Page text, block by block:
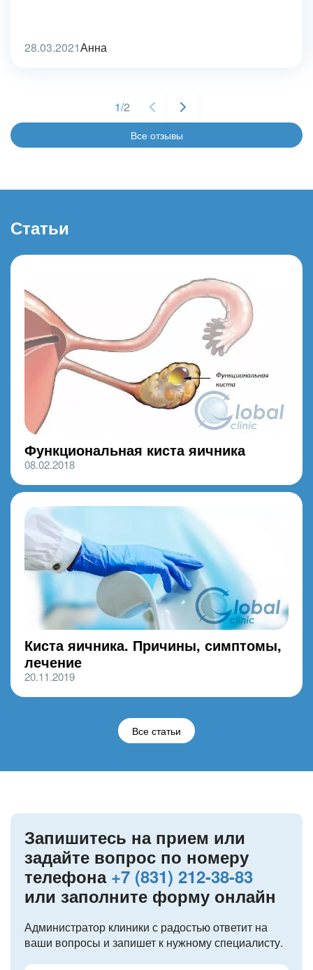
28.03.2021Анна
Все отзывы
1/2
Статьи
Функциональная киста яичника
08.02.2018
Киста яичника. Причины, симптомы,
лечение
20.11.2019
Все статьи
Запишитесь на прием или
задайте вопрос по номеру
телефона +7 (831) 212-38-83
или заполните форму онлайн
Администратор клиники с радостью ответит на
ваши вопросы и запишет к нужному специалисту.